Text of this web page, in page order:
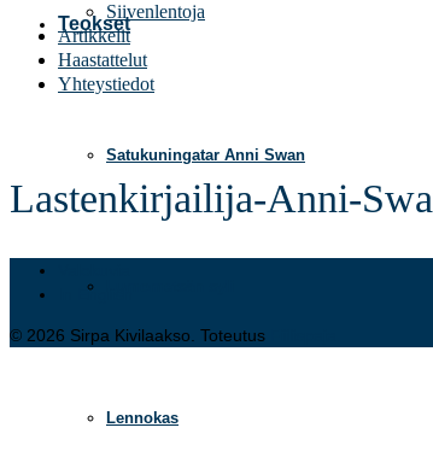
Teokset
Satukuningatar Anni Swan
Lennokas
Siivenlentoja
Artikkelit
Haastattelut
Yhteystiedot
Lastenkirjailija-Anni-
In English
© 2026 Sirpa Kivilaakso. Toteutus